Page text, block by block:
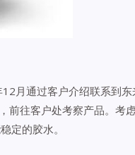
月通过客户介绍联系到
前往客户处考察产品。考
定的胶水。